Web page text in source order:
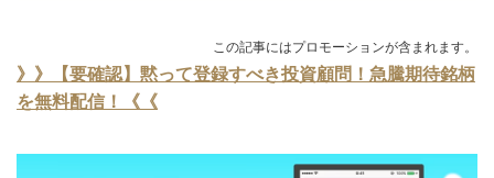
この記事にはプロモーションが含まれます。
》》【要確認】黙って登録すべき投資顧問！急騰期待銘柄
を無料配信！《《